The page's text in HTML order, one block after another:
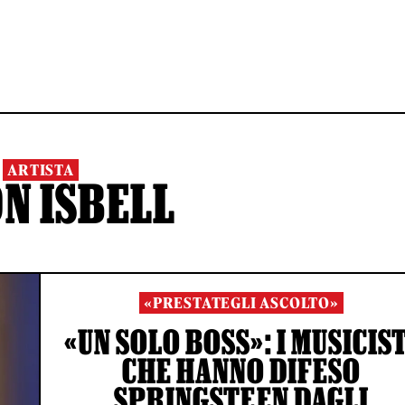
ARTISTA
ISBELL
«PRESTATEGLI ASCOLTO»
«UN SOLO BOSS»: I
CHE HANNO DIFESO